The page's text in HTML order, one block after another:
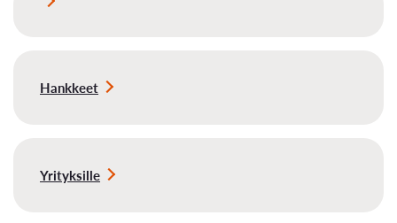
Hankkeet
Yrityksille